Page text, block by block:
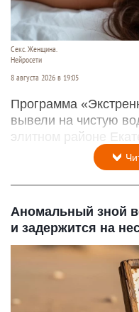
Секс. Женщина.
Нейросети
8 августа 2026 в 19:05
Программа
вывели на чистую
элитном районе
Аномальный зной
и задержится на